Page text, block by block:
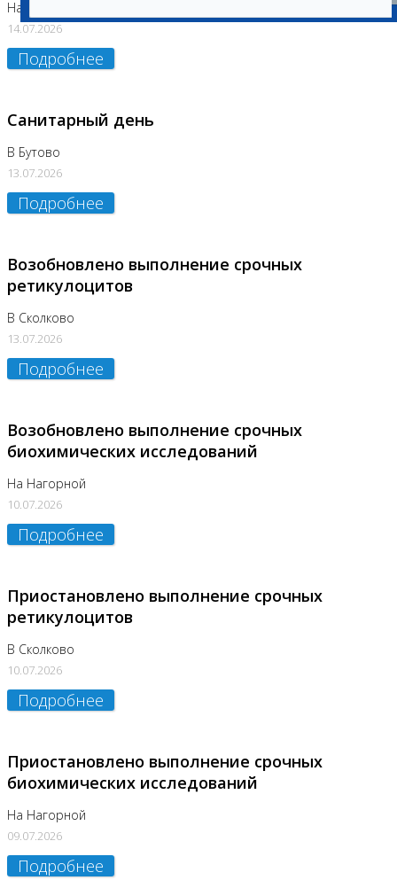
На Нагорной (Код 157)
14.07.2026
Подробнее
Санитарный день
В Бутово
13.07.2026
Подробнее
Возобновлено выполнение срочных
ретикулоцитов
В Сколково
13.07.2026
Подробнее
Возобновлено выполнение срочных
биохимических исследований
На Нагорной
10.07.2026
Подробнее
Приостановлено выполнение срочных
ретикулоцитов
В Сколково
10.07.2026
Подробнее
Приостановлено выполнение срочных
биохимических исследований
На Нагорной
09.07.2026
Подробнее